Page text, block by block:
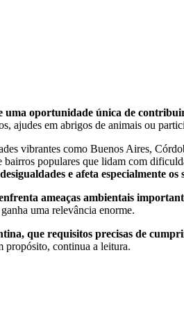
uma oportunidade única de
ajudes em abrigos de animais ou
vibrantes como Buenos Aires,
populares que lidam com
e afeta especialmente os
ameaças ambientais
uma relevância enorme.
que requisitos precisas de
propósito, continua a leitura.